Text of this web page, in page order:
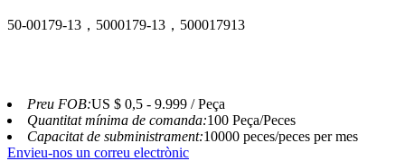
50-00179-13，5000179-13，500017913
Preu FOB:US $ 0,5 - 9.999 / Peça
Quantitat mínima de comanda:100 Peça/Peces
Capacitat de subministrament:10000 peces/peces per mes
Envieu-nos un correu electrònic